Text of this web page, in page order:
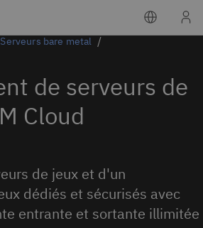
Serveurs bare metal
de serveurs de
Cloud
de jeux et d'un
dédiés et sécurisés avec
entrante et sortante illimitée